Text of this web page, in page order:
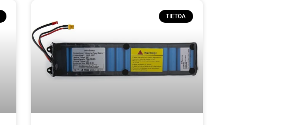
TIETOA